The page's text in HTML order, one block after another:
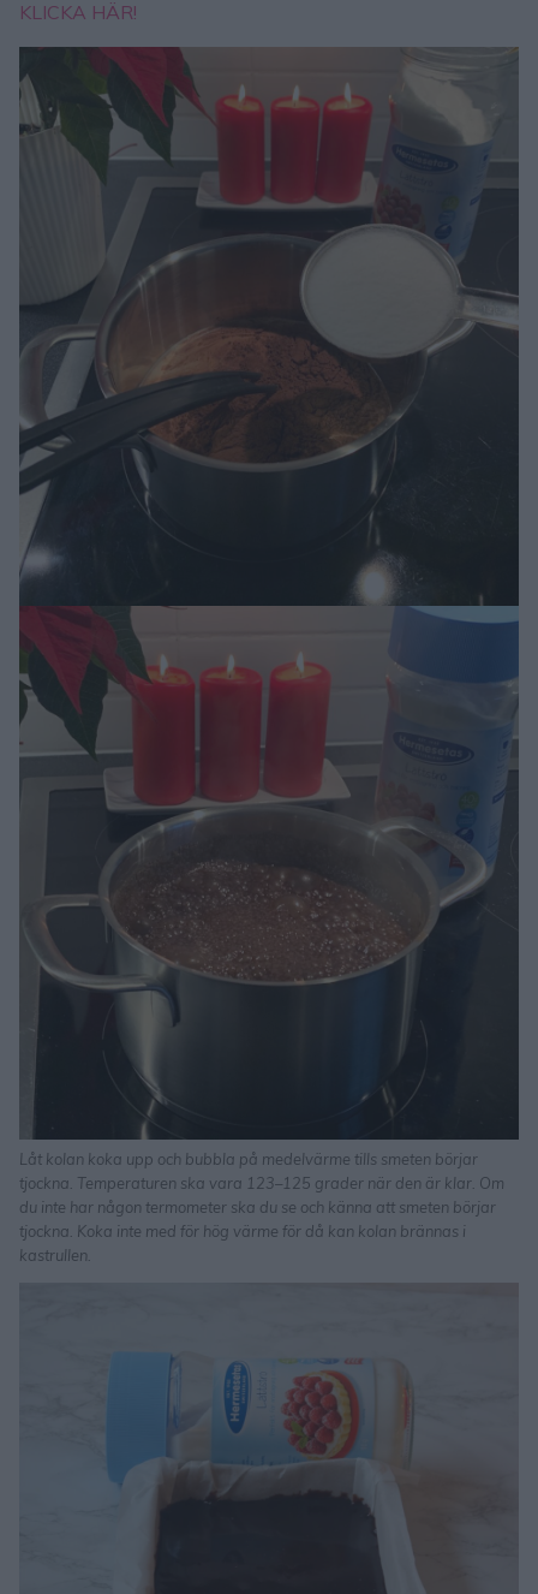
KLICKA HÄR!
Låt kolan koka upp och bubbla på medelvärme tills smeten börjar
tjockna. Temperaturen ska vara 123–125 grader när den är klar. Om
du inte har någon termometer ska du se och känna att smeten börjar
tjockna. Koka inte med för hög värme för då kan kolan brännas i
kastrullen.